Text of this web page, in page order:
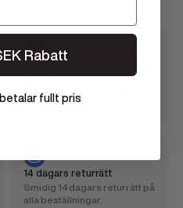
svenskars val för sneakers
och streetwear.
14 dagars returrätt
Smidig 14 dagars returrätt på
alla beställningar.
Rabatt
fullt pris